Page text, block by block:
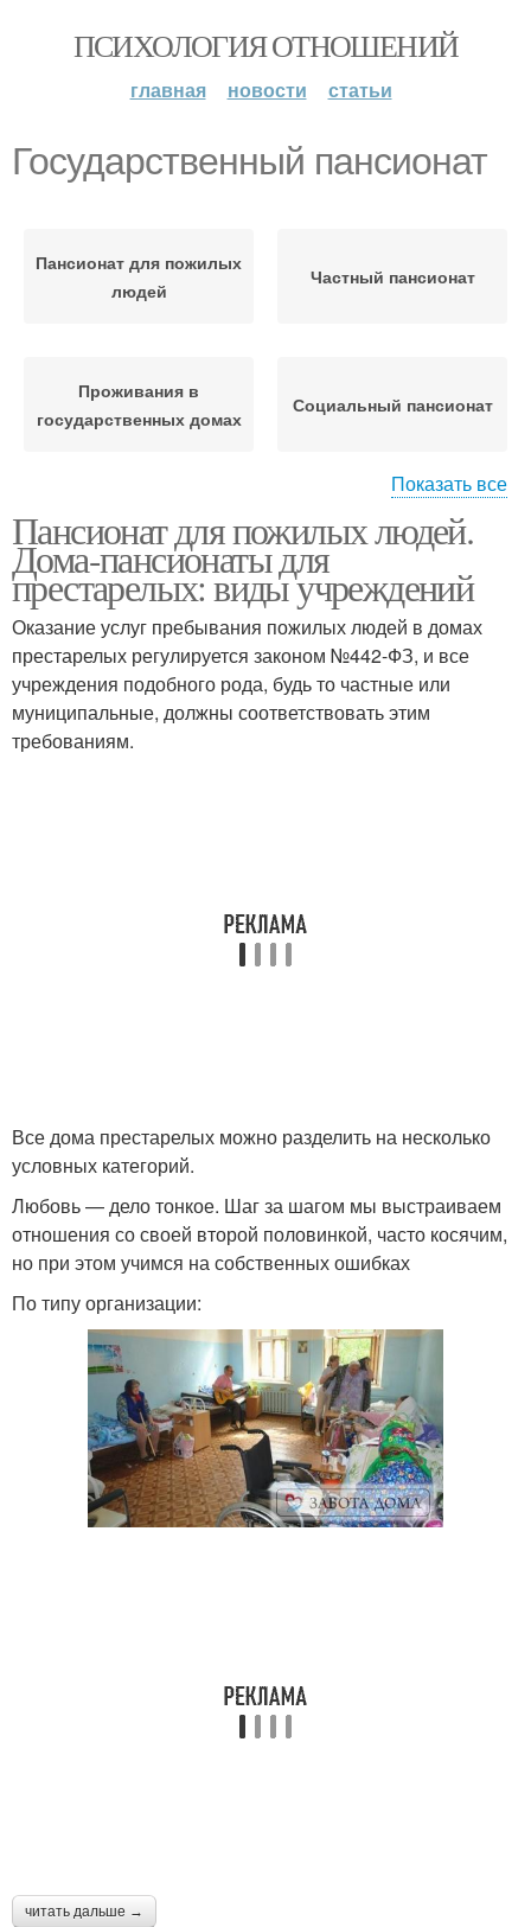
ПСИХОЛОГИЯ ОТНОШЕНИЙ
главная новости статьи
Государственный пансионат
Пансионат для пожилых
людей
Частный пансионат
Проживания в
государственных домах
Социальный пансионат
Пансионат для пожилых
спб
Пансионаты для
пожилых людей
Показать все
Пансионат для пожилых людей.
Дома-пансионаты для
престарелых: виды учреждений
Оказание услуг пребывания пожилых людей в домах
престарелых регулируется законом №442-ФЗ, и все
учреждения подобного рода, будь то частные или
муниципальные, должны соответствовать этим
требованиям.
Все дома престарелых можно разделить на несколько
условных категорий.
Любовь — дело тонкое. Шаг за шагом мы выстраиваем
отношения со своей второй половинкой, часто косячим,
но при этом учимся на собственных ошибках
По типу организации:
читать дальше →